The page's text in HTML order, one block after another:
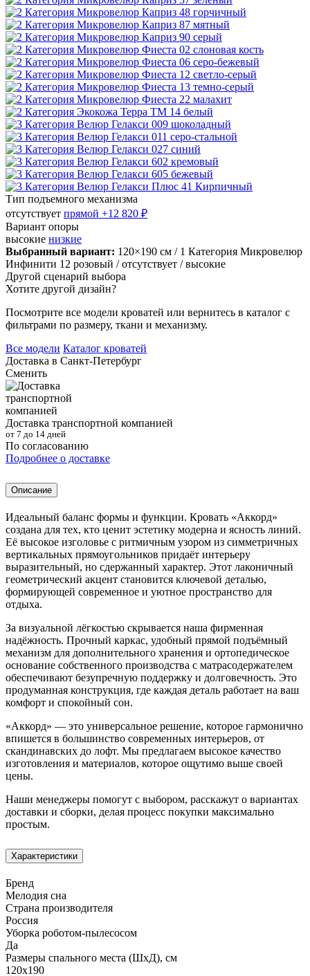
Тип подъемного механизма
отсутствует прямой +12 820 ₽
Вариант опоры
высокие низкие
Выбранный вариант: 120×190 см / 1 Категория Микровелюр
Инфинити 12 розовый / отсутствует / высокие
Другой сценарий выбора
Хотите другой дизайн?
Посмотрите все модели кроватей или вернитесь в каталог с
фильтрами по размеру, ткани и механизму.
Все модели Каталог кроватей
Доставка в Санкт-Петербург
Сменить
Доставка транспортной компанией
от 7 до 14 дней
По согласованию
Подробнее о доставке
Описание
Идеальный баланс формы и функции. Кровать «Аккорд»
создана для тех, кто ценит эстетику модерна и ясность линий.
Её высокое изголовье с ритмичным узором из симметричных
вертикальных прямоугольников придаёт интерьеру
выразительный, но сдержанный характер. Этот лаконичный
геометрический акцент становится ключевой деталью,
формирующей современное и уютное пространство для
отдыха.
За визуальной лёгкостью скрывается наша фирменная
надёжность. Прочный каркас, удобный прямой подъёмный
механизм для дополнительного хранения и ортопедическое
основание собственного производства с матрасодержателем
обеспечивают безупречную поддержку и долговечность. Это
продуманная конструкция, где каждая деталь работает на ваш
комфорт и спокойный сон.
«Аккорд» — это универсальное решение, которое гармонично
впишется в большинство современных интерьеров, от
скандинавских до лофт. Мы предлагаем высокое качество
изготовления и материалов, которое ощутимо выше своей
цены.
Наши менеджеры помогут с выбором, расскажут о вариантах
доставки и сборки, делая процесс покупки максимально
простым.
Характеристики
Бренд
Мелодия сна
Страна производителя
Россия
Уборка роботом-пылесосом
Да
Размеры спального места (ШхД), см
120х190